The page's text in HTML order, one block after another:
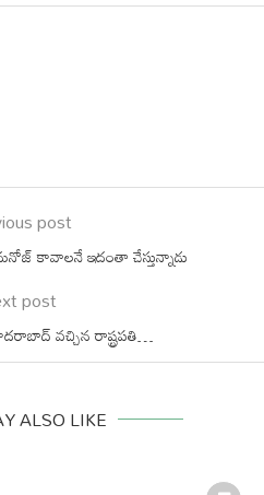
post
కావాలనే ఇదంతా చేస్తున్నాడు
post
వచ్చిన రాష్ట్రపతి…
ALSO LIKE